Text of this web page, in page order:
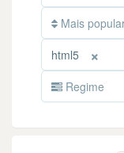
Mais
×
html5
Regime